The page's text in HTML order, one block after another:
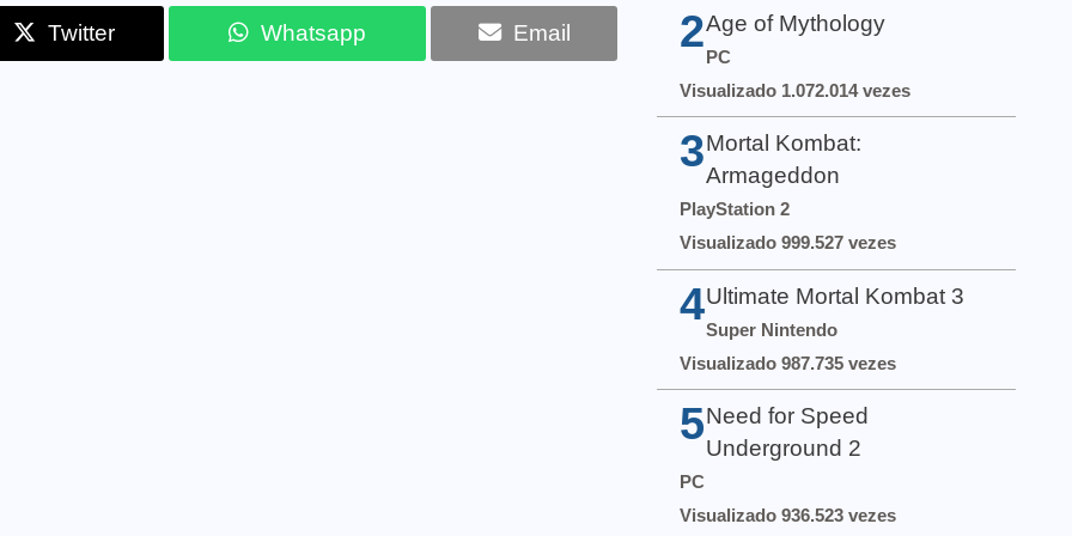
Twitter Whatsapp Email 2Age of Mythology
PC
Visualizado 1.072.014 vezes
3 Mortal Kombat:
Armageddon
PlayStation 2
Visualizado 999.527 vezes
4 Ultimate Mortal Kombat 3
Super Nintendo
Visualizado 987.735 vezes
5 Need for Speed
Underground 2
PC
Visualizado 936.523 vezes